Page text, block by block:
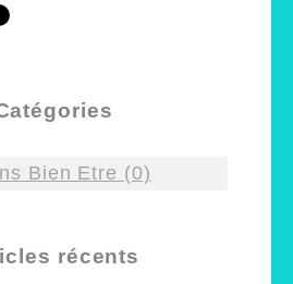
Bien Etre (0)
récents